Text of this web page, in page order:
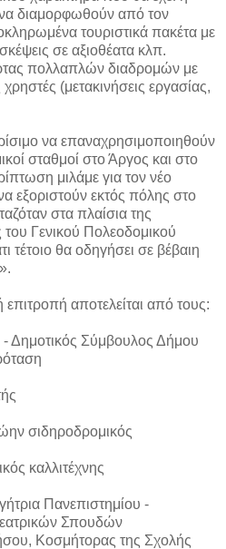
διαμορφωθούν από τον
τουριστικά πακέτα με
σε αξιοθέατα κλπ.
πολλαπλών διαδρομών με
(μετακινήσεις εργασίας,
να επαναχρησιμοποιηθούν
σταθμοί στο Άργος και στο
μιλάμε για τον νέο
εξοριστούν εκτός πόλης στο
στα πλαίσια της
Γενικού Πολεοδομικού
τέτοιο θα οδηγήσει σε βέβαιη
αποτελείται από τους:
Δημοτικός Σύμβουλος Δήμου
σιδηροδρομικός
καλλιτέχνης
Πανεπιστημίου -
Σπουδών
Κοσμήτορας της Σχολής